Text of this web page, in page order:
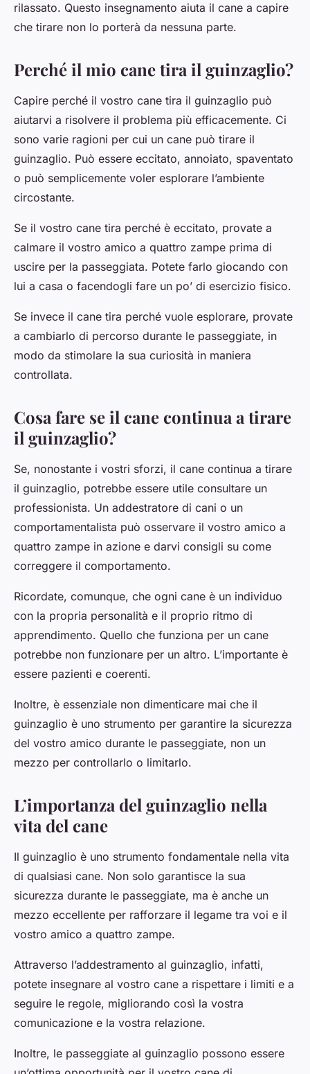
rilassato. Questo insegnamento aiuta il cane a capire
che tirare non lo porterà da nessuna parte.
Perché il mio cane tira il guinzaglio?
Capire perché il vostro cane tira il guinzaglio può
aiutarvi a risolvere il problema più efficacemente. Ci
sono varie ragioni per cui un cane può tirare il
guinzaglio. Può essere eccitato, annoiato, spaventato
o può semplicemente voler esplorare l’ambiente
circostante.
Se il vostro cane tira perché è eccitato, provate a
calmare il vostro amico a quattro zampe prima di
uscire per la passeggiata. Potete farlo giocando con
lui a casa o facendogli fare un po’ di esercizio fisico.
Se invece il cane tira perché vuole esplorare, provate
a cambiarlo di percorso durante le passeggiate, in
modo da stimolare la sua curiosità in maniera
controllata.
Cosa fare se il cane continua a tirare
il guinzaglio?
Se, nonostante i vostri sforzi, il cane continua a tirare
il guinzaglio, potrebbe essere utile consultare un
professionista. Un addestratore di cani o un
comportamentalista può osservare il vostro amico a
quattro zampe in azione e darvi consigli su come
correggere il comportamento.
Ricordate, comunque, che ogni cane è un individuo
con la propria personalità e il proprio ritmo di
apprendimento. Quello che funziona per un cane
potrebbe non funzionare per un altro. L’importante è
essere pazienti e coerenti.
Inoltre, è essenziale non dimenticare mai che il
guinzaglio è uno strumento per garantire la sicurezza
del vostro amico durante le passeggiate, non un
mezzo per controllarlo o limitarlo.
L’importanza del guinzaglio nella
vita del cane
Il guinzaglio è uno strumento fondamentale nella vita
di qualsiasi cane. Non solo garantisce la sua
sicurezza durante le passeggiate, ma è anche un
mezzo eccellente per rafforzare il legame tra voi e il
vostro amico a quattro zampe.
Attraverso l’addestramento al guinzaglio, infatti,
potete insegnare al vostro cane a rispettare i limiti e a
seguire le regole, migliorando così la vostra
comunicazione e la vostra relazione.
Inoltre, le passeggiate al guinzaglio possono essere